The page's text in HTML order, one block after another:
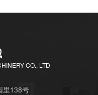
CO., LTD
里138号